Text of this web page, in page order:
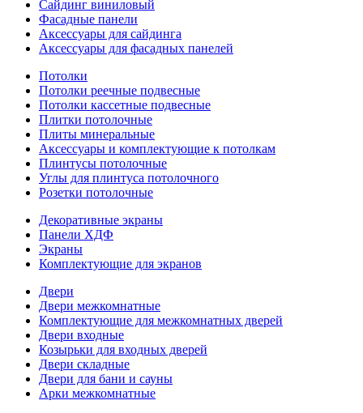
Сайдинг виниловый
Фасадные панели
Аксессуары для сайдинга
Аксессуары для фасадных панелей
Потолки
Потолки реечные подвесные
Потолки кассетные подвесные
Плитки потолочные
Плиты минеральные
Аксессуары и комплектующие к потолкам
Плинтусы потолочные
Углы для плинтуса потолочного
Розетки потолочные
Декоративные экраны
Панели ХДФ
Экраны
Комплектующие для экранов
Двери
Двери межкомнатные
Комплектующие для межкомнатных дверей
Двери входные
Козырьки для входных дверей
Двери складные
Двери для бани и сауны
Арки межкомнатные